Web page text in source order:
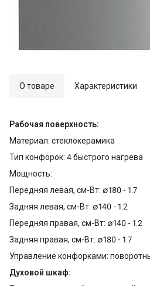
О товаре Характеристики
Рабочая поверхность:
Материал: стеклокерамика
Тип конфорок: 4 быстрого нагрева
Мощность:
Передняя левая, см-Вт: ∅180 - 1.7
Задняя левая, см-Вт: ∅140 - 1.2
Передняя правая, см-Вт: ∅140 - 1.2
Задняя правая, см-Вт: ∅180 - 1.7
Управление конфорками:
Духовой шкаф: